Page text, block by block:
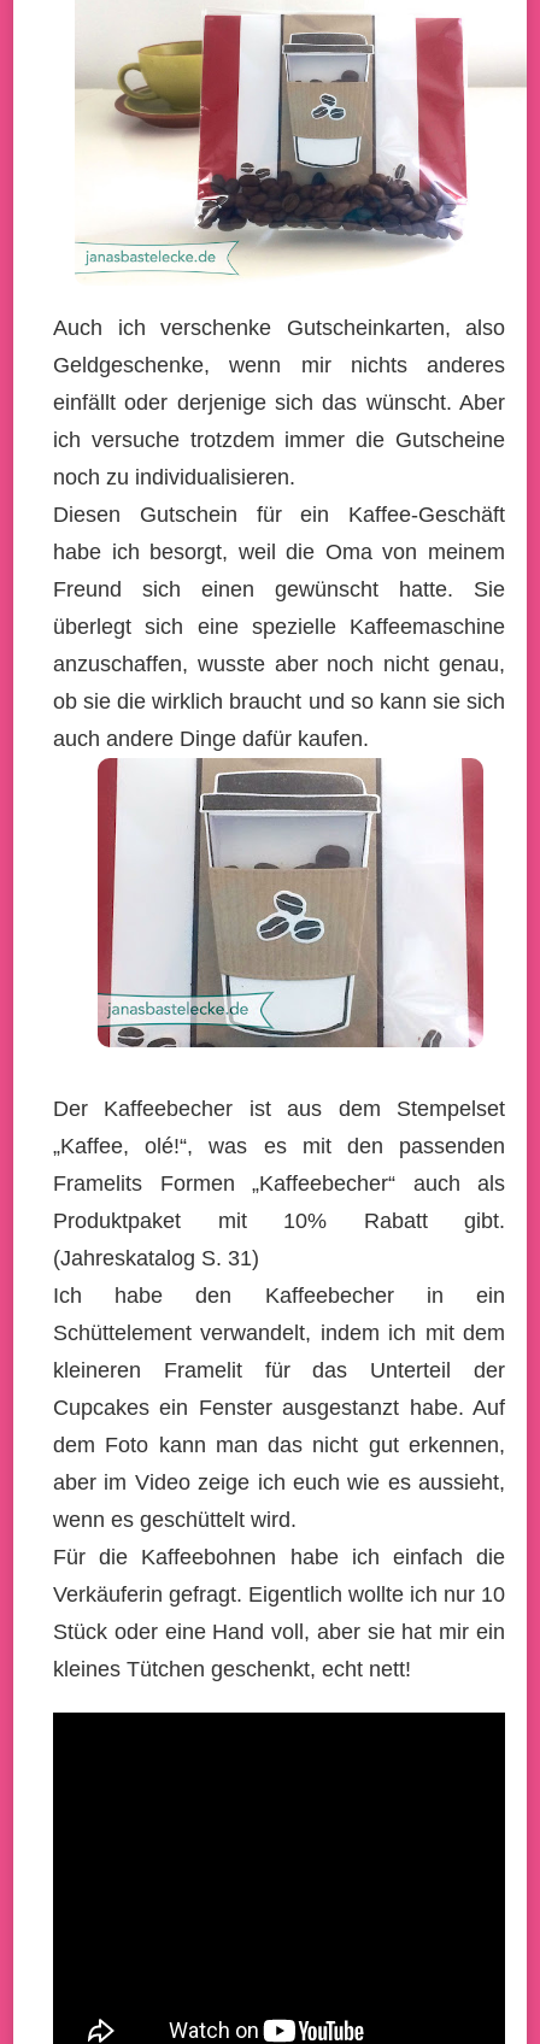
Auch ich verschenke Gutscheinkarten, also
Geldgeschenke, wenn mir nichts anderes
einfällt oder derjenige sich das wünscht. Aber
ich versuche trotzdem immer die Gutscheine
noch zu individualisieren.
Diesen Gutschein für ein Kaffee-Geschäft
habe ich besorgt, weil die Oma von meinem
Freund sich einen gewünscht hatte. Sie
überlegt sich eine spezielle Kaffeemaschine
anzuschaffen, wusste aber noch nicht genau,
ob sie die wirklich braucht und so kann sie sich
auch andere Dinge dafür kaufen.
Der Kaffeebecher ist aus dem Stempelset
„Kaffee, olé!“, was es mit den passenden
Framelits Formen „Kaffeebecher“ auch als
Produktpaket mit 10% Rabatt gibt.
(Jahreskatalog S. 31)
Ich habe den Kaffeebecher in ein
Schüttelement verwandelt, indem ich mit dem
kleineren Framelit für das Unterteil der
Cupcakes ein Fenster ausgestanzt habe. Auf
dem Foto kann man das nicht gut erkennen,
aber im Video zeige ich euch wie es aussieht,
wenn es geschüttelt wird.
Für die Kaffeebohnen habe ich einfach die
Verkäuferin gefragt. Eigentlich wollte ich nur 10
Stück oder eine Hand voll, aber sie hat mir ein
kleines Tütchen geschenkt, echt nett!